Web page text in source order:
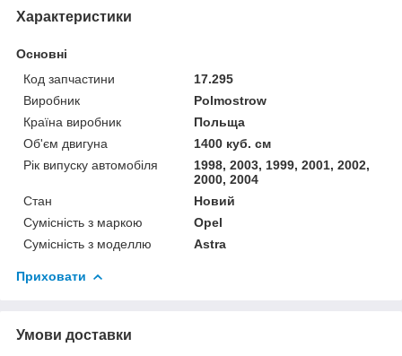
Характеристики
Основні
Код запчастини
17.295
Виробник
Polmostrow
Країна виробник
Польща
Об'єм двигуна
1400 куб. см
Рік випуску автомобіля
1998, 2003, 1999, 2001, 2002,
2000, 2004
Стан
Новий
Сумісність з маркою
Opel
Сумісність з моделлю
Astra
Приховати
Умови доставки